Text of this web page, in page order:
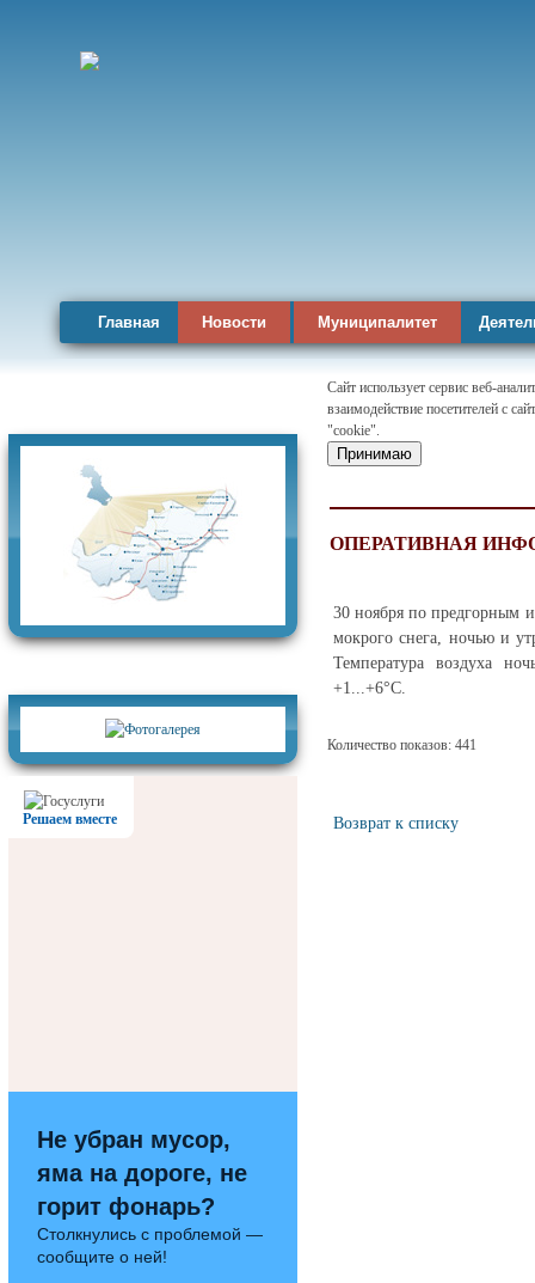
Главная Новости Муниципалитет
Решаем вместе
Не убран мусор,
яма на дороге, не
горит фонарь?
Столкнулись с проблемой —
сообщите о ней!
Сайт использует сервис веб-
взаимодействие посетителей с
"cookie".
Принимаю
ОПЕРАТИВНАЯ
30 ноября по предгорным
мокрого снега, ночью и
Температура воздуха
+1...+6°С.
Количество показов: 441
Возврат к списку